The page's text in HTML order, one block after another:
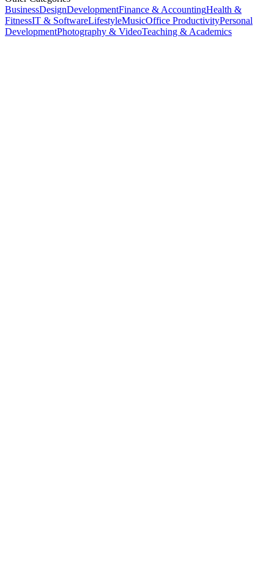
BusinessDesignDevelopmentFinance & AccountingHealth &
FitnessIT & SoftwareLifestyleMusicOffice ProductivityPersonal
DevelopmentPhotography & VideoTeaching & Academics